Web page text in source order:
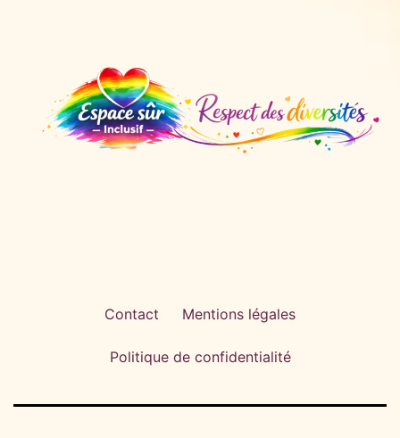
Contact Mentions légales
Politique de confidentialité